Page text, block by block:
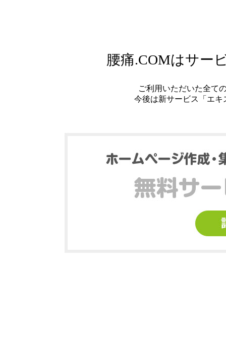
腰痛.COMはサー
ご利用いただいた全て
今後は新サービス「エ